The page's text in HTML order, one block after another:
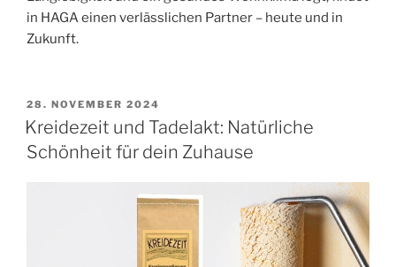
in HAGA einen verlässlichen Partner – heute und in
Zukunft.
VERÖFFENTLICHT
AM
28. NOVEMBER 2024
Kreidezeit und Tadelakt: Natürliche
Schönheit für dein Zuhause